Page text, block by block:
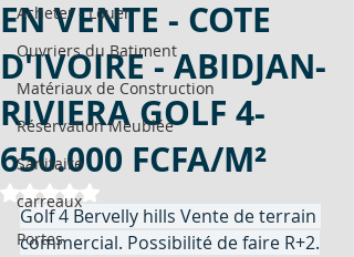
Acheter - Louer
Ouvriers du Batiment
Matériaux de Construction
Réservation Meublée
Sanitaire
carreaux
Portes
EN VENTE - COTE
D'IVOIRE - ABIDJAN-
RIVIERA GOLF 4-
650.000 FCFA/M²
Noté NaN étoiles sur 5.
Golf 4 Bervelly hills Vente de terrain
commercial. Possibilité de faire R+2.